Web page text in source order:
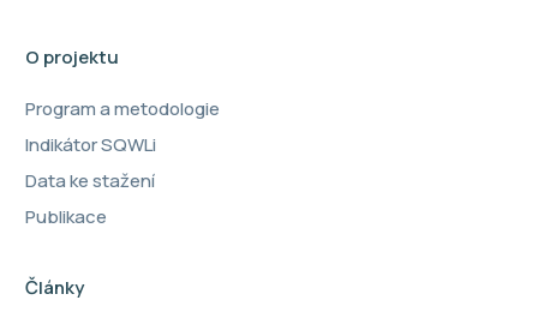
O projektu
Program a metodologie
Indikátor SQWLi
Data ke stažení
Publikace
Články